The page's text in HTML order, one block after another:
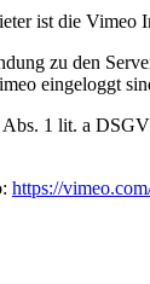
ist die
zu den
eingeloggt
1 lit. a
https://